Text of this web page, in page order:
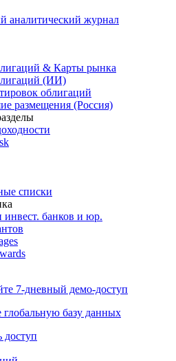
аналитический журнал
& Карты рынка
(ИИ)
облигаций
размещения (Россия)
списки
инвест. банков и юр.
7-дневный демо-доступ
глобальную базу данных
доступ